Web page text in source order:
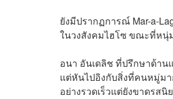
ยังมีปรากฏการณ์ Mar-a-
ในวงสังคมไฮโซ ขณะที่หนุ่
อนา อันเดลิช ที่ปรึกษาด้าน
แต่หันไปอิงกับสิ่งที่คนหมู่ม
อย่างรวดเร็วแต่ยังขาดรส